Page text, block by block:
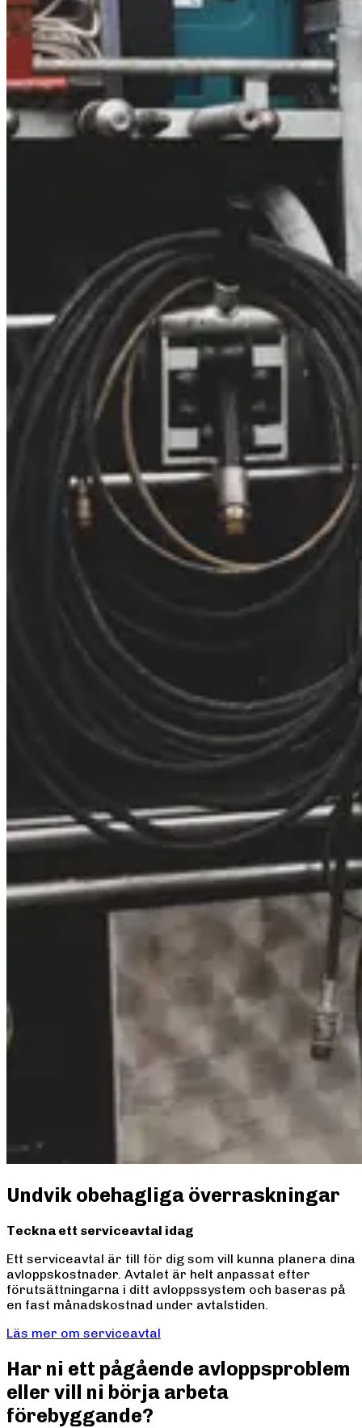
Undvik obehagliga överraskningar
Teckna ett serviceavtal idag
Ett serviceavtal är till för dig som vill kunna planera dina
avloppskostnader. Avtalet är helt anpassat efter
förutsättningarna i ditt avloppssystem och baseras på
en fast månadskostnad under avtalstiden.
Läs mer om serviceavtal
Har ni ett pågående avloppsproblem
eller vill ni börja arbeta
förebyggande?